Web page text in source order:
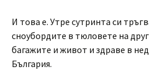
И това е. Утре сутринта си
сноубордите в тюловете на
багажите и живот и здраве в
България.